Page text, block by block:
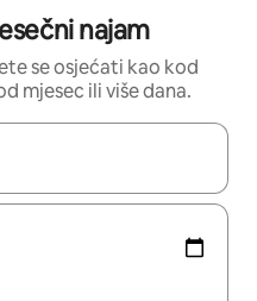
najam
se osjećati kao kod
mjesec ili više dana.
ćete ih pregledati